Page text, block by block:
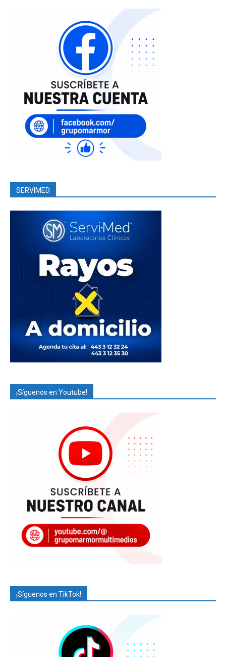
SERVIMED
¡Síguenos en Youtube!
¡Síguenos en TikTok!